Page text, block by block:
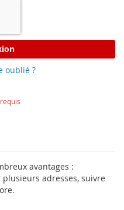
oublié ?
avantages :
adresses, suivre